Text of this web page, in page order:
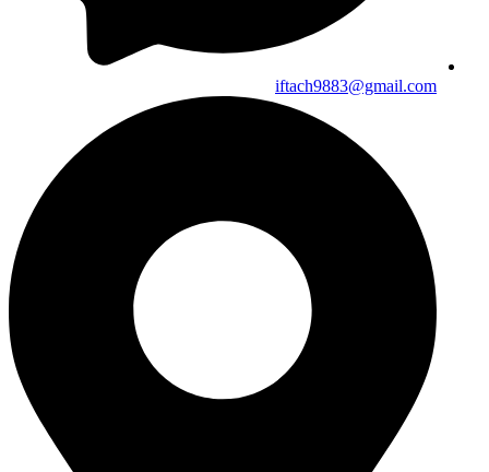
iftach9883@gmail.com